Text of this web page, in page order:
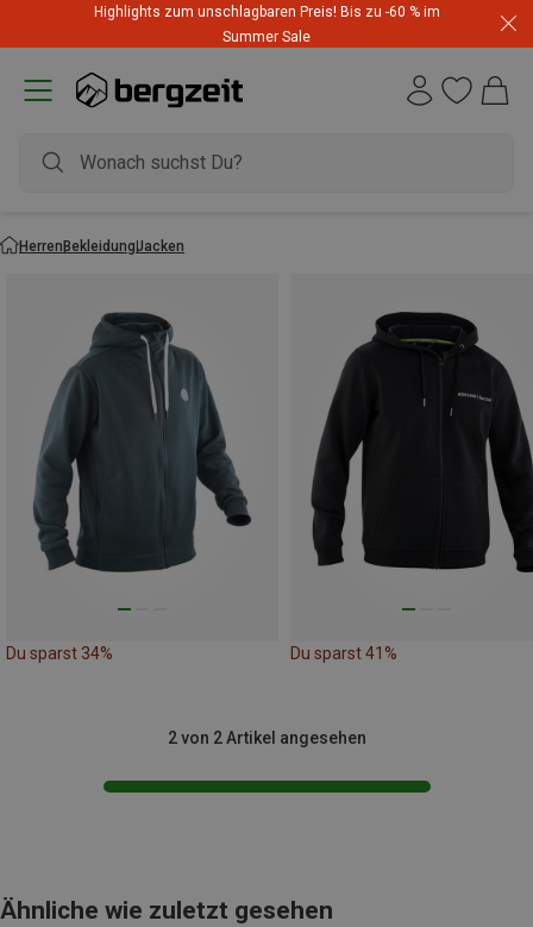
Highlights zum unschlagbaren Preis! Bis zu -60 % im
Summer Sale
HerrenBekleidungJacken
Du sparst 34% Du sparst 41%
2 von 2 Artikel angesehen
Ähnliche wie zuletzt gesehen